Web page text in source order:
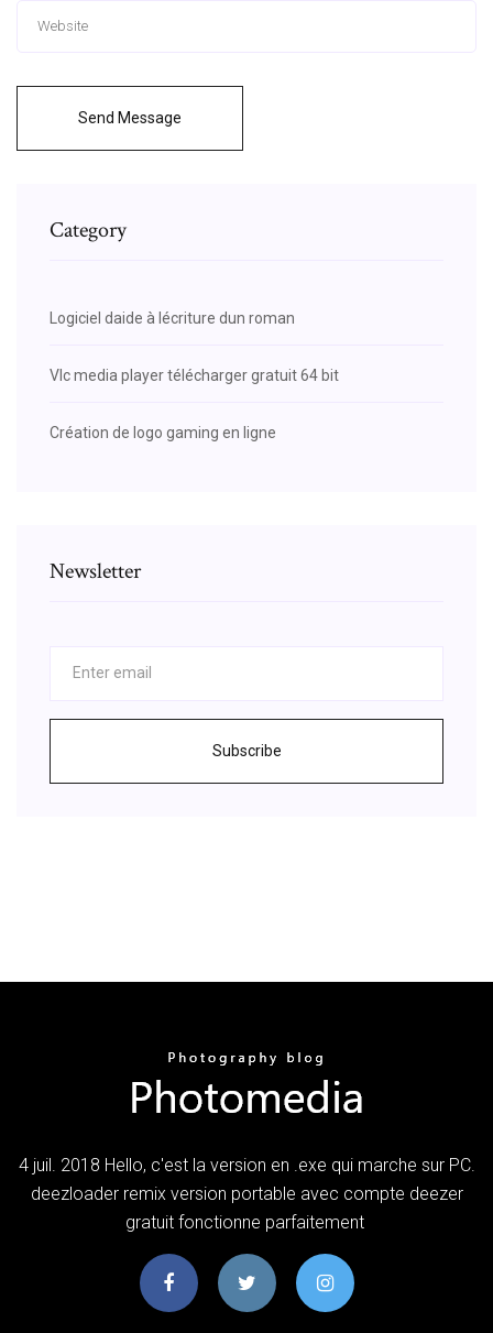
Send Message
Category
Logiciel daide à lécriture dun roman
Vlc media player télécharger gratuit 64 bit
Création de logo gaming en ligne
Newsletter
Subscribe
4 juil. 2018 Hello, c'est la version en .exe qui marche sur PC.
deezloader remix version portable avec compte deezer
gratuit fonctionne parfaitement